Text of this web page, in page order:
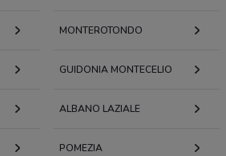
MONTEROTONDO
GUIDONIA MONTECELIO
ALBANO LAZIALE
POMEZIA